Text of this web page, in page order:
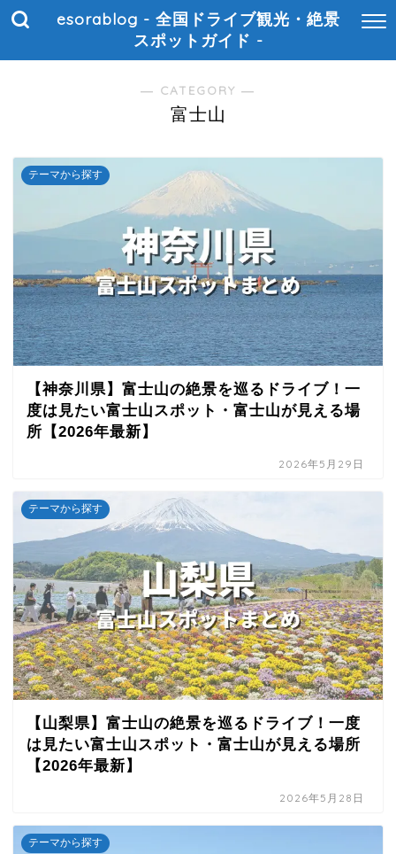
esorablog - 全国ドライブ観光・絶景
スポットガイド -
― CATEGORY ―
富士山
テーマから探す
【神奈川県】富士山の絶景を巡るドライブ！一
度は見たい富士山スポット・富士山が見える場
所【2026年最新】
2026年5月29日
テーマから探す
【山梨県】富士山の絶景を巡るドライブ！一度
は見たい富士山スポット・富士山が見える場所
【2026年最新】
2026年5月28日
テーマから探す